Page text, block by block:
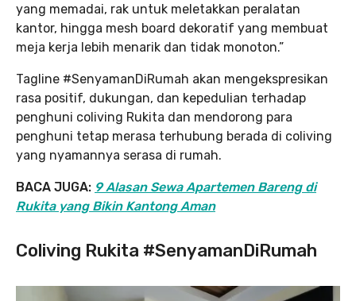
yang memadai, rak untuk meletakkan peralatan
kantor, hingga mesh board dekoratif yang membuat
meja kerja lebih menarik dan tidak monoton.”
Tagline #SenyamanDiRumah akan mengekspresikan
rasa positif, dukungan, dan kepedulian terhadap
penghuni coliving Rukita dan mendorong para
penghuni tetap merasa terhubung berada di coliving
yang nyamannya serasa di rumah.
BACA JUGA: 9 Alasan Sewa Apartemen Bareng di
Rukita yang Bikin Kantong Aman
Coliving Rukita #SenyamanDiRumah